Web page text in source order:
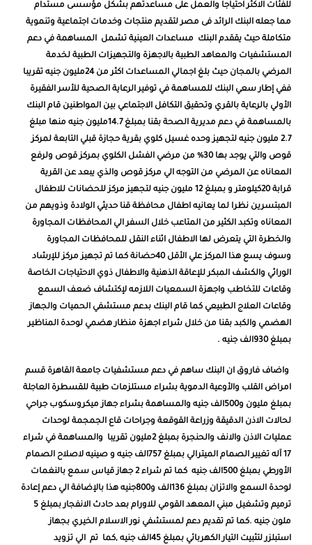
للفئات الاكثر احتياجا والعمل على مساعدتهم بشكل مؤسسى مستدام
مما جعله البنك الرائد فى مصر لتقديم منتجات وخدمات اجتماعية وتنموية
متكاملة حيث يققدم البنك مساعدات العينية تشمل المساهمة في دعم
المستشفيات والمعاهد الطبية بالاجهزة والتجهيزات الطبية لخدمة
المرضي بالمجان حيث بلغ اجمالي المساعدات اكثر من 24مليون جنيه تقريبا
ففي إطار سعي البنك للمساهمة في توفير الرعاية الصحية للأسر الفقيرة
الأولي بالرعاية بالقري وتحقيق التكافل الاجتماعي بين المواطنين قام البنك
بالمساهمة في
دعم مديرية الصحة بقنا بمبلغ 14.7مليون جنيه منها مبلغ
2.7 مليون جنيه لتجهيز وحده غسيل كلوي بقرية حجازة قبلي التابعة لمركز
قوص والتي يوجد بها 30% من مرضي الفشل الكلوي بمركز قوص ولرفع
المعاناه عن المرضي من التوجه الي مركز قوص والذي يبعد عن القرية
قرابة 20كيلومتر و بمبلغ 12 مليون جنيه لتجهيز مركز للحضانات للاطفال
المبتسرين نظرا لما يعانيه اطفال محافظة قنا حديثي الولادة وذويهم من
المعاناه وتكبد الكثير من المتاعب خلال السفر الي المحافظات المجاورة
والخطرة التي يتعرض لها الاطفال اثناء النقل للمحافظات المجاورة
وسوف يسع هذا المركز علي الأقل 40حضانة كما تم تجهيز مركز للإرشاد
الوراثي والكشف المبكر للإعاقة الذهنية والاطفال ذوي الاحتياجات الخاصة
وقاعات للتخاطب واجهزة السمعيات اللازمه لإكتشاف ضعف السمع
وقاعات العلاج الطبيعي كما قام البنك بدعم مستشفي الحميات والجهاز
الهضمي والكبد بقنا من خلال شراء اجهزة منظار هضمي لوحدة المناظير
بمبلغ 930الف جنيه
.
واضاف فاروق ان البنك ساهم في دعم مستشفيات جامعة القاهرة قسم
امراض القلب والأوعية الدموية بشراء مستلزمات طبية للقسطرة العاجلة
بمبلغ مليون و500الف جنيه والمساهمة بشراء جهاز ميكروسكوب جراحي
لحالات الاذن الدقيقة وزراعة القوقعة وجراحات قاع الجمجمة لوحدات
عمليات الاذن والانف والحنجرة بمبلغ 2مليون تقريبا والمساهمة في شراء
17 آله تغيير الصمام الميترالي بمبلغ 757الف جنيه و صينيه لاصلاح الصمام
الأورطي بمبلغ 500الف جنيه كما تم شراء 2 جهاز قياس سمع بالنغمات
لوحدة السمع والاتزان بمبلغ 136الف و800جنيه هذا بالإضافة الي دعم إعادة
ترميم وتشغيل مبني المعهد القومي للاورام بعد حادث الانفجار بمبلغ 5
ملون جنيه .كما تم تقديم دعم لمستشفي نور الاسلام الخيري بجهاز
استبلزر لتثبيت التيار الكهربائي بمبلغ 45الف جنيه ,كما تم الي تزويد